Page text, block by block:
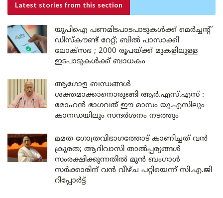
Latest stories from this section
യുപിഐ പണമിടപാടപാടുകൾക്ക് മെർച്ചന്റ്
ഡിസ്കൗണ്ട് റേറ്റ്; ബിൽ പാസാക്കി
ലോക്സഭ ; 2000 രൂപയ്ക്ക് മുകളിലുള്ള
ഇടപാടുകൾക്ക് ബാധകം
ആഗോള ബന്ധങ്ങൾ
ശക്തമാക്കാനൊരുങ്ങി ആർ.എസ്.എസ് :
മോഹൻ ഭാഗവത് ഈ മാസം യു.എസിലും
കാനഡയിലും സന്ദർശനം നടത്തും
മമത ഗോത്രവിഭാഗത്തോട് കാണിച്ചത് വൻ
ക്രൂരത; ആദിവാസി താൽപ്പര്യങ്ങൾ
സംരക്ഷിക്കുന്നതിൽ മുൻ ബംഗാൾ
സർക്കാരിന് വൻ വീഴ്ച പറ്റിയെന്ന് സി.എ.ജി
റിപ്പോർട്ട്